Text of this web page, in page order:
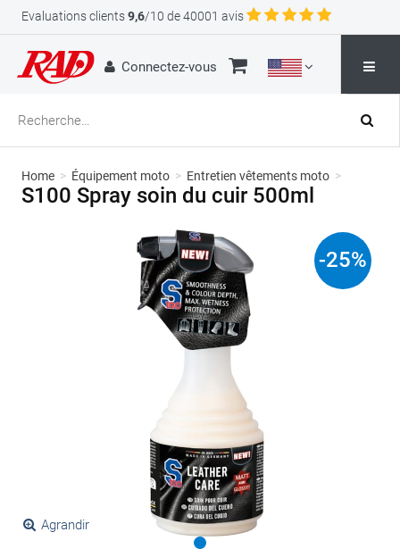
Evaluations clients9,6/10 de 40001 avis
Connectez-vous
Home > Équipement moto > Entretien vêtements moto >
S100 Spray soin du cuir 500ml
Agrandir
-25%